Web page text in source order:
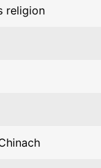
religion